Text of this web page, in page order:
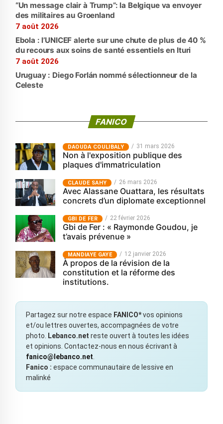
“Un message clair à Trump”: la Belgique va envoyer
des militaires au Groenland
7 août 2026
Ebola : l’UNICEF alerte sur une chute de plus de 40 %
du recours aux soins de santé essentiels en Ituri
7 août 2026
Uruguay : Diego Forlán nommé sélectionneur de la
Celeste
FANICO
‎DAOUDA COULIBALY 31 mars 2026
Non à l'exposition publique des
plaques d'immatriculation
CLAUDE SAHY 26 mars 2026
Avec Alassane Ouattara, les résultats
concrets d’un diplomate exceptionnel
GBI DE FER 22 février 2026
Gbi de Fer : « Raymonde Goudou, je
t’avais prévenue »
MANDIAYE GAYE 12 janvier 2026
À propos de la révision de la
constitution et la réforme des
institutions.
Partagez sur notre espace FANICO*vos opinions
et/ou lettres ouvertes, accompagnées de votre
photo.
Lebanco.net reste ouvert à toutes les idées
et opinions. Contactez-nous en nous écrivant à
fanico@lebanco.net
Fanico : espace communautaire de lessive en
malinké